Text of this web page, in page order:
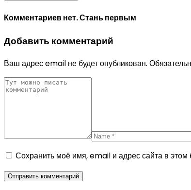
Комментариев нет. Стань первым
Добавить комментарий
Ваш адрес email не будет опубликован.
Сохранить моё имя, email и адрес сайта в